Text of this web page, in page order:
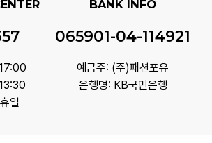
일
BANK INFO
065901-04-114921
예금주: (주)패션포유
은행명: KB국민은행